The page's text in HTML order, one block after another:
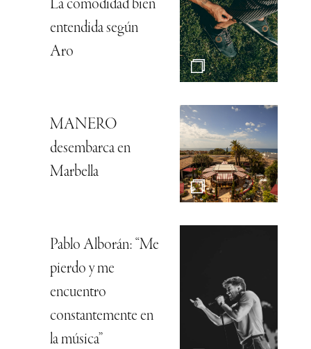
La comodidad bien
entendida según
Aro
MANERO
desembarca en
Marbella
Pablo Alborán: “Me
pierdo y me
encuentro
constantemente en
la música”